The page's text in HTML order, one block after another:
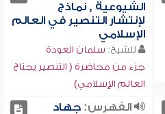
الشيوعية , نماذج
لإنتشار التنصير في العالم
الإسلامي
للشيخ: سلمان العودة
جزء من محاضرة ( التنصير يجتاح
العالم الإسلامي)
الفهرس:جهاد